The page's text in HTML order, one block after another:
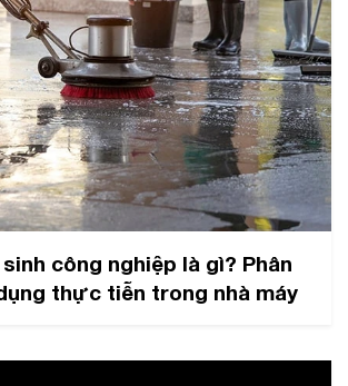
công nghiệp là gì? Phân
thực tiễn trong nhà máy